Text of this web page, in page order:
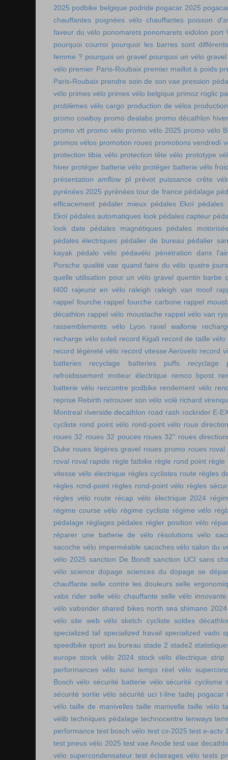
2025 podbike belgique podride pogacar 2025
chauffantes poignées vélo chauffantes poisson
faveur du vélo ponomarets ponomarets eidolon port
pourquoi courroi pourquoi les barres sont
femme ? pourquoi un gravel pourquoi un vélo gravel
vélo premier Paris-Roubaix premier maillot à poids
Paris-Roubaix prendre soin de son vae pression
vélo primes vélo primes vélo belgique primoz roglic
problèmes vélo cargo production de vélos
promo cowboy promo dealabs promo décathlon hiver
promo vtt promo vélo promo vélo 2025 promo vélo
promos vélos promotion roues promotions vendredi
protection tibia vélo protection tête vélo prototype
hiver protéger batterie vélo protéger batterie vélo
présentation amflow pl
prévot puissance crête
pyrénées 2025 pyrénées tour de france pédalage
efficacement pédaler mieux pédales Ekoï pédales
Ekoï pédales automatiques look pédales capteur
look date
pédales magnétiques
pédales
pédales électriques pédalier de bureau pédalier
kayak
pédalo vélo pédavélo
pénétration dans l'air
Porsche qualité vae quand faire du vélo quatre
quelle utilisation pour un vélo gravel quentin barbe
f400 rajeunir en vélo raleigh raleigh van moof
rappel fourche rappel fourche carbone rappel
décathlon rappel vélo moustache rappel vélo van
rassemblements vélo Lyon
ravel wallonie
recharge vélo soleil record Kigali record de taille vélo
record légèreté vélo record vitesse Aerovelo record
batteries
recyclage batteries puffs
recyclage
refroidissement moteur électrique
remco bpost
batterie vélo rencontre podbike rendement vélo
reprise Rebirth retrouver son vélo volé richard
Montreal riverside decathlon road rash rockrider E-
cycliste rond point vélo rond-point vélo roue
roues 32 roues 32 pouces roues 32" roues
Duke roues légères gravel roues promo roues roval
roval roval rapide règle fatbike règle rond point règle
vitesse vélo électrique règles cyclistes route règles
règles rond-point règles rond-point vélo règles
règles vélo route
récap vélo électrique 2024
régime course vélo régime cycliste régime vélo
pédalage réglages pédales régler position vélo
réparer une batterie de vélo
résolutions vélo
sacoche vélo imperméable sacoches vélo salon du
vélo 2025 sanction De Bondt sanction UCI sans
vélo science dopage sciences du dopage se
chauffante selle contre les douleurs selle
vabs rider selle vélo chauffante selle vélo innovante
vélo vabsrider shared bikes north sea shimano 2024
vélo site web vélo sketch cycliste soldes
specialized taf specialized travail specialized vado
speedbike sport au bureau stade 2 stade2
europe stock vélo 2024 stock vélo électrique strip
performances vélo suivi temps réel vélo
Bosch vélo sécurité batterie vélo sécurité cyclisme
sécurité sortie vélo sécurité uci t-line tadej pogacar
vélo taille de manivelles taille manivelle taille vélo
vélib techniques pédalage technocentre tenways
performance test bosch vélo test cx-2025 test e-actv
test pneus vélo 2025 test vae Anode test vae
vélo supercondensateur test éclairages vélo tests